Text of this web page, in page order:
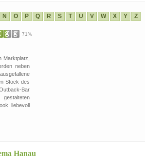
N O P Q R S T U V W X Y Z
71%
Marktplatz,
neben
Stock des
Bar
liebevoll
Hanau